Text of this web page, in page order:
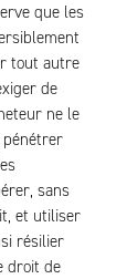
que les
tout autre
de
ne le
pénétrer
sans
et utiliser
résilier
droit de